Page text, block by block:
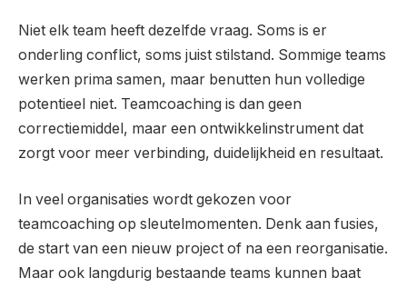
Niet elk team heeft dezelfde vraag. Soms is er
onderling conflict, soms juist stilstand. Sommige teams
werken prima samen, maar benutten hun volledige
potentieel niet. Teamcoaching is dan geen
correctiemiddel, maar een ontwikkelinstrument dat
zorgt voor meer verbinding, duidelijkheid en resultaat.
In veel organisaties wordt gekozen voor
teamcoaching op sleutelmomenten. Denk aan fusies,
de start van een nieuw project of na een reorganisatie.
Maar ook langdurig bestaande teams kunnen baat